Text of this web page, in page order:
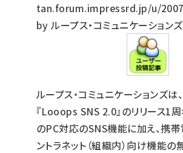
tan.forum.impressrd.jp/u/
by ループス・コミュニケーションズ
ループス・コミュニケーションズは
『Looops SNS 2.0』のリリース1
のPC対応のSNS機能に加え、携
ントラネット（組織内）向け機能